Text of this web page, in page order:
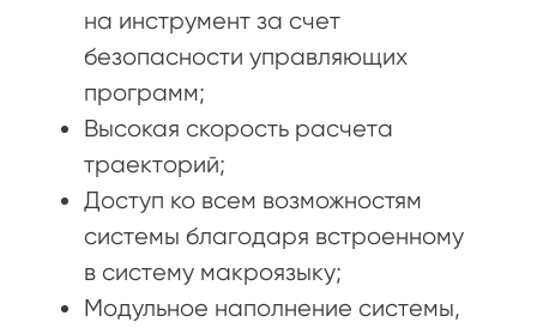
на инструмент за счет
безопасности управляющих
программ;
Высокая скорость расчета
траекторий;
Доступ ко всем возможностям
системы благодаря встроенному
в систему макроязыку;
Модульное наполнение системы,